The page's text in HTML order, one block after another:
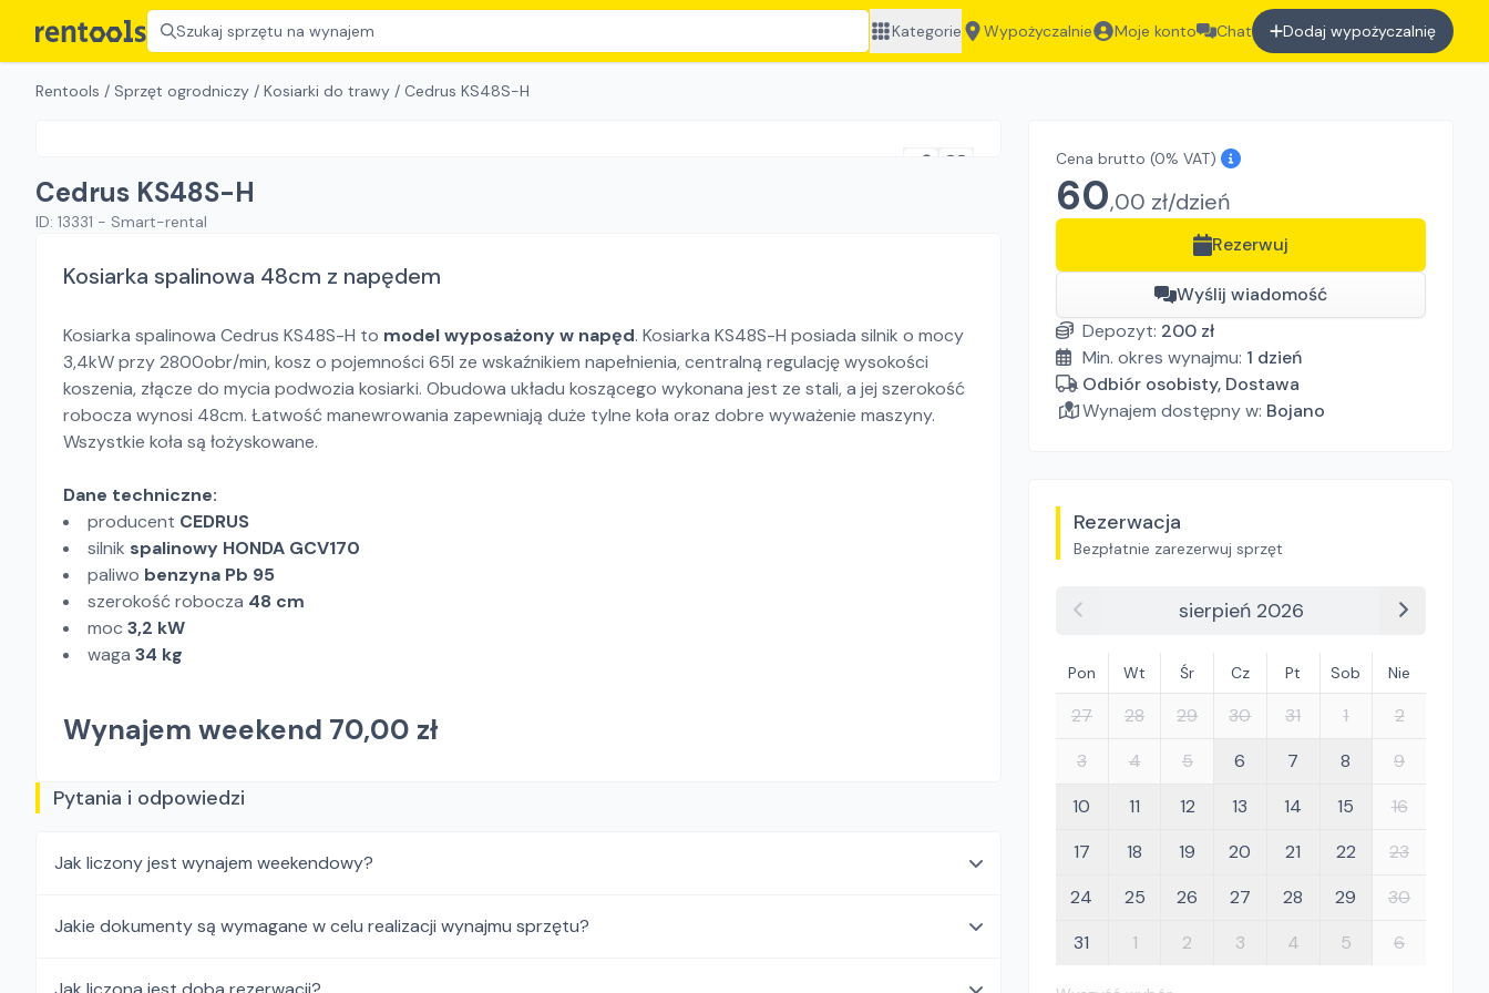
Szukaj sprzętu na wynajem Kategorie Wypożyczalnie Moje konto Chat Dodaj wypożyczalnię
Rentools / Sprzęt ogrodniczy / Kosiarki do trawy / Cedrus KS48S-H
Cedrus KS48S-H
ID: 13331 - Smart-rental
Cena brutto (0% VAT)
60,00 zł/dzień
Rezerwuj
Wyślij wiadomość
Depozyt: 200 zł
Min. okres wynajmu: 1 dzień
Odbiór osobisty, Dostawa
Wynajem dostępny w: Bojano
Rezerwacja
Bezpłatnie zarezerwuj sprzęt
sierpień 2026
Pon Wt Śr Cz Pt Sob Nie
27 28 29 30 31 1
2
3
4 5 6 7 8
9
10
11 12 13 14 15
16
17
18 19 20 21 22
23
24
25 26 27 28 29
30
31
1 2 3 4 5 6
Kosiarka spalinowa 48cm z napędem
Kosiarka spalinowa Cedrus KS48S-H to model wyposażony w napęd. Kosiarka KS48S-H posiada silnik o mocy
3,4kW przy 2800obr/min, kosz o pojemności 65l ze wskaźnikiem napełnienia, centralną regulację wysokości
koszenia, złącze do mycia podwozia kosiarki. Obudowa układu koszącego wykonana jest ze stali, a jej szerokość
robocza wynosi 48cm. Łatwość manewrowania zapewniają duże tylne koła oraz dobre wyważenie maszyny.
Wszystkie koła są łożyskowane.
Dane techniczne:
producent CEDRUS
silnik spalinowy HONDA GCV170
paliwo benzyna Pb 95
szerokość robocza 48 cm
moc 3,2 kW
waga 34 kg
Wynajem weekend 70,00 zł
Pytania i odpowiedzi
Jak liczony jest wynajem weekendowy?
Jakie dokumenty są wymagane w celu realizacji wynajmu sprzętu?